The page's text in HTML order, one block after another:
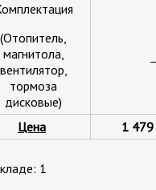
(Отопитель,
магнитола,
вентилятор,
тормоза
дисковые)
Цена 1
1